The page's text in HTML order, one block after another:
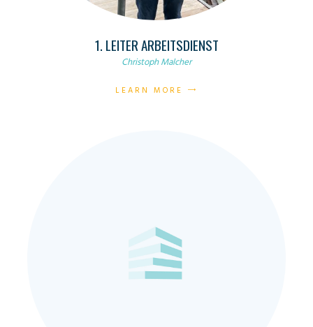
1. LEITER ARBEITSDIENST
Christoph Malcher
LEARN MORE